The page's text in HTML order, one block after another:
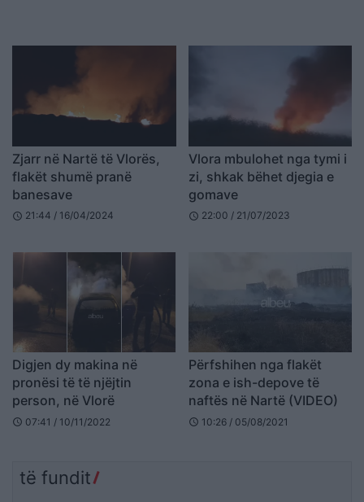
Zjarr në Nartë të Vlorës,
flakët shumë pranë
banesave
schedule 21:44 / 16/04/2024
Vlora mbulohet nga tymi i
zi, shkak bëhet djegia e
gomave
schedule 22:00 / 21/07/2023
Digjen dy makina në
pronësi të të njëjtin
person, në Vlorë
schedule 07:41 / 10/11/2022
Përfshihen nga flakët
zona e ish-depove të
naftës në Nartë (VIDEO)
schedule 10:26 / 05/08/2021
të fundit